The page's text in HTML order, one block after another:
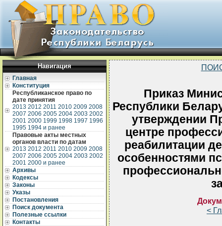
Навигация
Главная
Конституция
Республиканское право по
дате принятия
2013 2012 2011 2010 2009 2008
2007 2006 2005 2004 2003 2002
2001 2000 1999 1998 1997 1996
1995 1994 и ранее
Правовые акты местных
органов власти по датам
2013 2012 2011 2010 2009 2008
2007 2006 2005 2004 2003 2002
2001 2000 и ранее
Архивы
Кодексы
Законы
Указы
Постановления
Поиск документа
Полезные ссылки
Контакты
Приказ
Республики
утверждении
центре
реабилитации
особенностями
<